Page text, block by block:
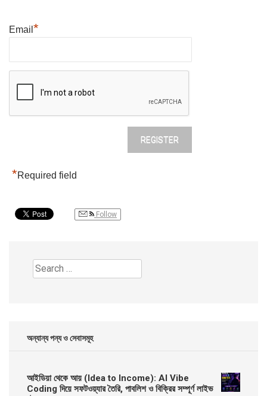
Email *
*Required field
Follow
Search
for:
অন্যান্য পন্য ও সেবাসমূহ
আইডিয়া থেকে আয় (Idea to Income): AI Vibe
Coding দিয়ে সফটওয়্যার তৈরি, পাবলিশ ও বিক্রির সম্পূর্ণ লাইভ